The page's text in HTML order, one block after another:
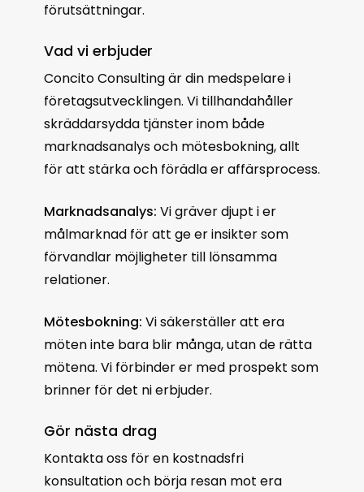
förutsättningar.
Vad vi erbjuder
Concito Consulting är din medspelare i
företagsutvecklingen. Vi tillhandahåller
skräddarsydda tjänster inom både
marknadsanalys och mötesbokning, allt
för att stärka och förädla er affärsprocess.
Marknadsanalys: Vi gräver djupt i er
målmarknad för att ge er insikter som
förvandlar möjligheter till lönsamma
relationer.
Mötesbokning: Vi säkerställer att era
möten inte bara blir många, utan de rätta
mötena. Vi förbinder er med prospekt som
brinner för det ni erbjuder.
Gör nästa drag
Kontakta oss för en kostnadsfri
konsultation och börja resan mot era